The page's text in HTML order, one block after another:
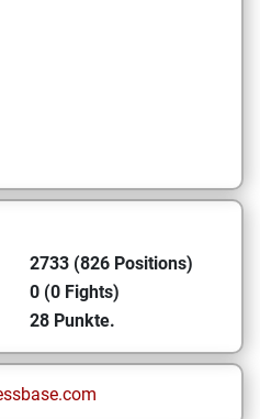
2733 (826 Positions)
0 (0 Fights)
28 Punkte.